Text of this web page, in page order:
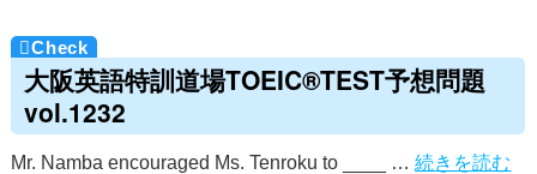
大阪英語特訓道場TOEIC®TEST予想問題
vol.1232
Mr. Namba encouraged Ms. Tenroku to ____ …続きを読む